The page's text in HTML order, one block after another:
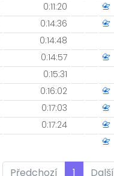
0:11:20
📇
0:14:36
📇
0:14:48
0:14:57
📇
0:15:31
0:16:02
📇
0:17:03
📇
0:17:24
📇
📇
Předchozí 1 Další